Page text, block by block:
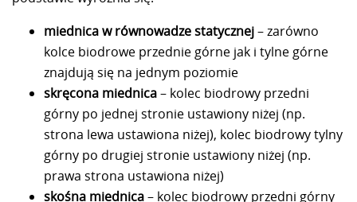
miednica w równowadze statycznej– zarówno
kolce biodrowe przednie górne jak i tylne górne
znajdują się na jednym poziomie
skręcona miednica– kolec biodrowy przedni
górny po jednej stronie ustawiony niżej (np.
strona lewa ustawiona niżej), kolec biodrowy tylny
górny po drugiej stronie ustawiony niżej (np.
prawa strona ustawiona niżej)
skośna miednica– kolec biodrowy przedni górny